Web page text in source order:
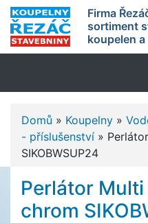
Firma
sortiment
koupelen
Domů » Koupelny »
- příslušenství »
SIKOBWSUP24
Perlátor
chrom